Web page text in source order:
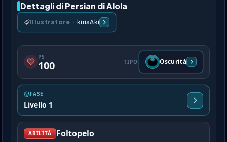
Dettagli di Persian di Alola
Illustratore · kirisAki
PS
100 TIPO Oscurità
FASE
Livello 1
ABILITÀ Foltopelo